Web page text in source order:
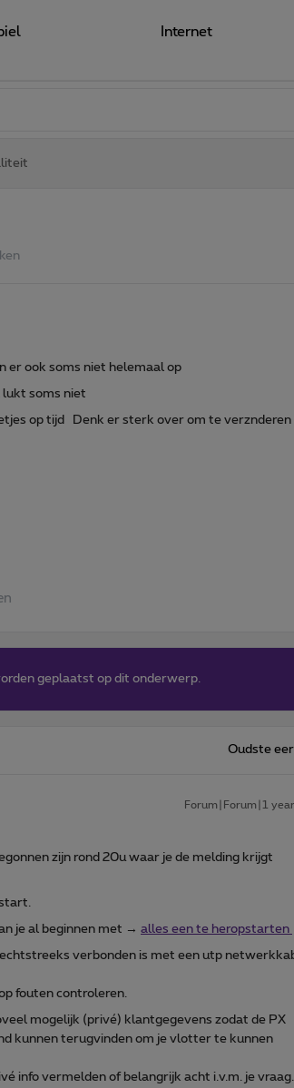
Internet
er ook soms niet helemaal op
lukt soms niet
op tijd Denk er sterk over om te verznderen
geplaatst op dit onderwerp.
Oudste
Forum|Forum|1
zijn rond 20u waar je de melding krijgt
je al beginnen met → alles een te heropstarten
verbonden is met een utp
fouten controleren.
mogelijk (privé) klantgegevens zodat de PX
kunnen terugvinden om je vlotter te kunnen
info vermelden of belangrijk acht i.v.m. je vraag.